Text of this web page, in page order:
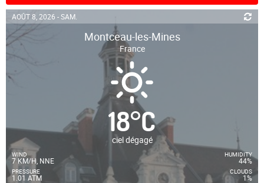
AOÛT 8, 2026 - SAM.
Montceau-les-Mines
France
18°C
ciel dégagé
WIND
7 KM/H, NNE
PRESSURE
1.01 ATM
HUMIDITY
44%
CLOUDS
1%